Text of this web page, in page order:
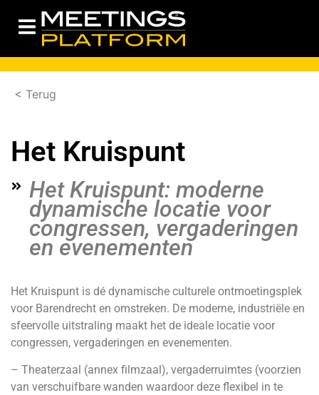
< Terug
Het Kruispunt
Het Kruispunt: moderne
dynamische locatie voor
congressen, vergaderingen
en evenementen
Het Kruispunt is dé dynamische culturele ontmoetingsplek
voor Barendrecht en omstreken. De moderne, industriële en
sfeervolle uitstraling maakt het de ideale locatie voor
congressen, vergaderingen en evenementen.
– Theaterzaal (annex filmzaal), vergaderruimtes (voorzien
van verschuifbare wanden waardoor deze flexibel in te